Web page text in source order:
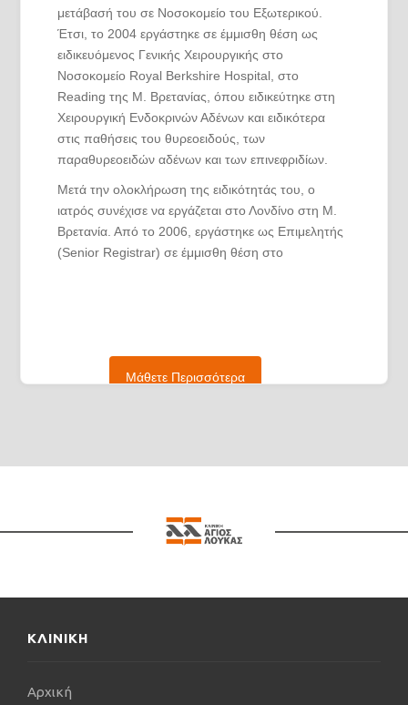
μετάβασή του σε Νοσοκομείο του Εξωτερικού.
Έτσι, το 2004 εργάστηκε σε έμμισθη θέση ως
ειδικευόμενος Γενικής Χειρουργικής στο
Νοσοκομείο Royal Berkshire Hospital, στο
Reading της Μ. Βρετανίας, όπου ειδικεύτηκε στη
Χειρουργική Ενδοκρινών Αδένων και ειδικότερα
στις παθήσεις του θυρεοειδούς, των
παραθυρεοειδών αδένων και των επινεφριδίων.
Μετά την ολοκλήρωση της ειδικότητάς του, ο
ιατρός συνέχισε να εργάζεται στο Λονδίνο στη Μ.
Βρετανία. Από το 2006, εργάστηκε ως Επιμελητής
(Senior Registrar) σε έμμισθη θέση στο
Colorectal Surgery) και κατόπιν στην προηγμένη
Λαπαροσκοπική Χειρουργική και Χειρουργική του
ως Διδάκτορα του Α.Π.Θ. με βαθμό «Άριστα» και
επούλωση των αναστομώσεων του παχέος
General & Upper Gastrointestinal Surgery) σε
στους τομείς της Γενικής Χειρουργικής και
Μάθετε Περισσότερα
ΚΛΙΝΙΚΗ
Αρχική